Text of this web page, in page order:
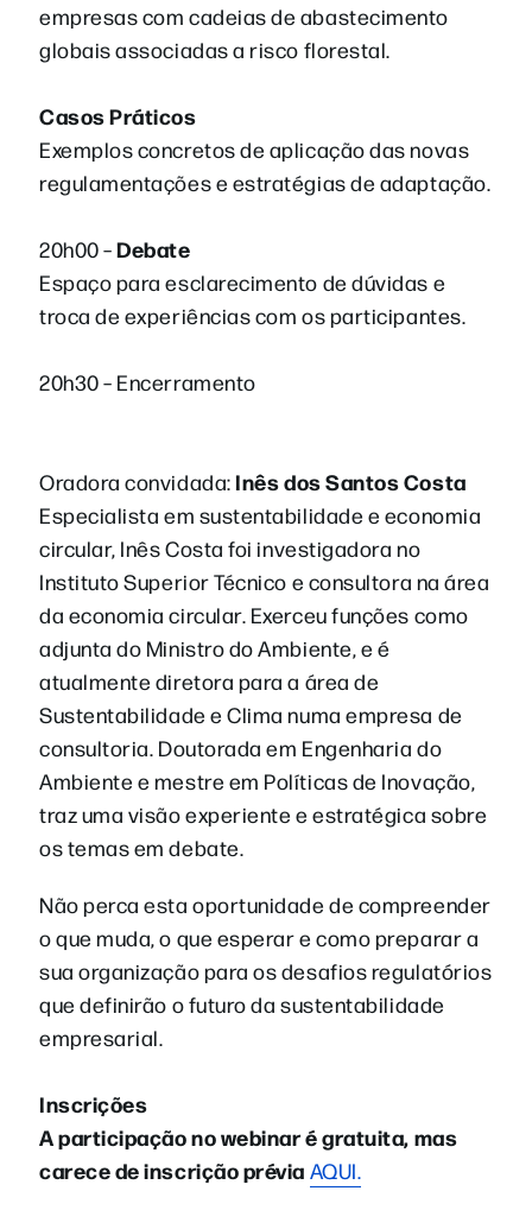
empresas com cadeias de abastecimento
globais associadas a risco florestal.
Casos Práticos
Exemplos concretos de aplicação das novas
regulamentações e estratégias de adaptação.
20h00 –Debate
Espaço para esclarecimento de dúvidas e
troca de experiências com os participantes.
20h30 – Encerramento
Oradora convidada:Inês dos Santos Costa
Especialista em sustentabilidade e economia
circular, Inês Costa foi investigadora no
Instituto Superior Técnico e consultora na área
da economia circular. Exerceu funções como
adjunta do Ministro do Ambiente, e é
atualmente diretora para a área de
Sustentabilidade e Clima numa empresa de
consultoria. Doutorada em Engenharia do
Ambiente e mestre em Políticas de Inovação,
traz uma visão experiente e estratégica sobre
os temas em debate.
Não perca esta oportunidade de compreender
o que muda, o que esperar e como preparar a
sua organização para os desafios regulatórios
que definirão o futuro da sustentabilidade
empresarial.
Inscrições
A participação no webinar é gratuita, mas
carece de inscrição prévia AQUI.